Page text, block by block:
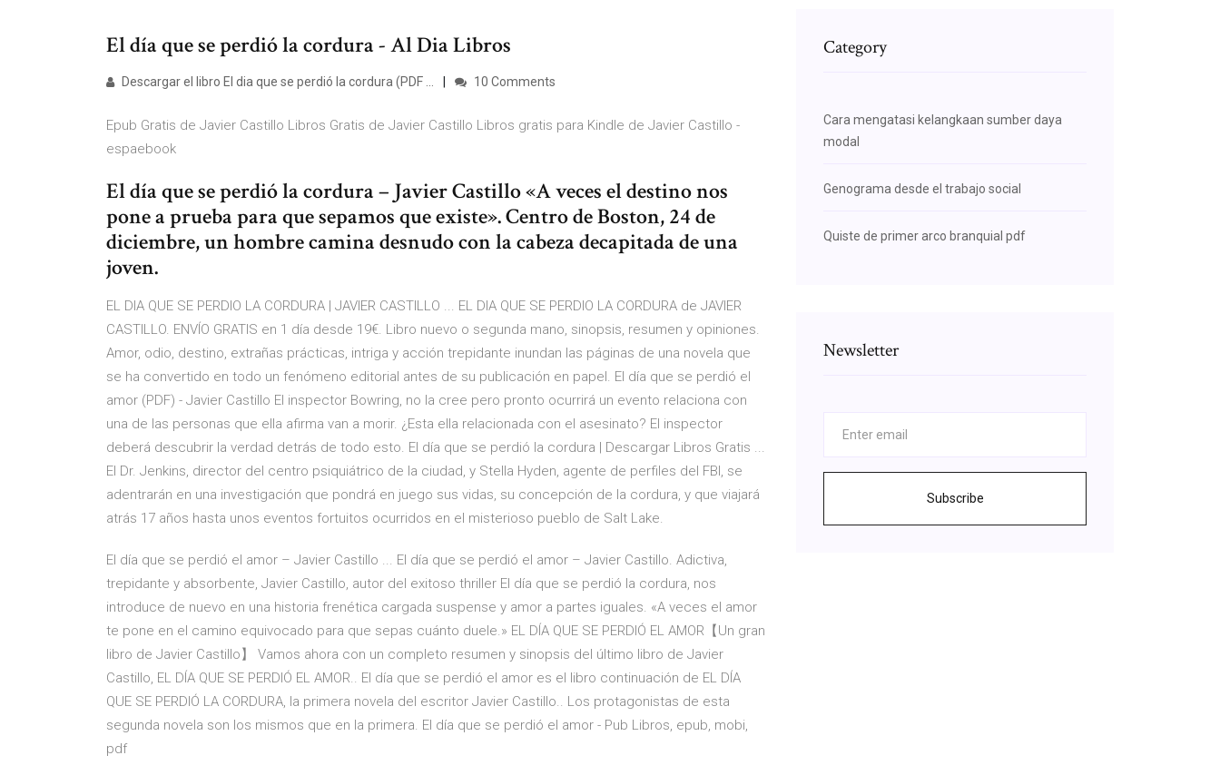
El día que se perdió la cordura - Al Dia Libros
Descargar el libro El dia que se perdió la cordura (PDF ... 10 Comments
Epub Gratis de Javier Castillo Libros Gratis de Javier Castillo Libros gratis para Kindle de Javier Castillo -
espaebook
El día que se perdió la cordura – Javier Castillo «A veces el destino nos
pone a prueba para que sepamos que existe». Centro de Boston, 24 de
diciembre, un hombre camina desnudo con la cabeza decapitada de una
joven.
EL DIA QUE SE PERDIO LA CORDURA | JAVIER CASTILLO ... EL DIA QUE SE PERDIO LA CORDURA de JAVIER
CASTILLO. ENVÍO GRATIS en 1 día desde 19€. Libro nuevo o segunda mano, sinopsis, resumen y opiniones.
Amor, odio, destino, extrañas prácticas, intriga y acción trepidante inundan las páginas de una novela que
se ha convertido en todo un fenómeno editorial antes de su publicación en papel. El día que se perdió el
amor (PDF) - Javier Castillo El inspector Bowring, no la cree pero pronto ocurrirá un evento relaciona con
una de las personas que ella afirma van a morir. ¿Esta ella relacionada con el asesinato? El inspector
deberá descubrir la verdad detrás de todo esto. El día que se perdió la cordura | Descargar Libros Gratis ...
El Dr. Jenkins, director del centro psiquiátrico de la ciudad, y Stella Hyden, agente de perfiles del FBI, se
adentrarán en una investigación que pondrá en juego sus vidas, su concepción de la cordura, y que viajará
atrás 17 años hasta unos eventos fortuitos ocurridos en el misterioso pueblo de Salt Lake.
El día que se perdió el amor – Javier Castillo ... El día que se perdió el amor – Javier Castillo. Adictiva,
trepidante y absorbente, Javier Castillo, autor del exitoso thriller El día que se perdió la cordura, nos
introduce de nuevo en una historia frenética cargada suspense y amor a partes iguales. «A veces el amor
te pone en el camino equivocado para que sepas cuánto duele.» EL DÍA QUE SE PERDIÓ EL AMOR【Un gran
libro de Javier Castillo】 Vamos ahora con un completo resumen y sinopsis del último libro de Javier
Castillo, EL DÍA QUE SE PERDIÓ EL AMOR.. El día que se perdió el amor es el libro continuación de EL DÍA
QUE SE PERDIÓ LA CORDURA, la primera novela del escritor Javier Castillo.. Los protagonistas de esta
segunda novela son los mismos que en la primera. El día que se perdió el amor - Pub Libros, epub, mobi,
pdf
Category
Cara mengatasi kelangkaan sumber daya
modal
Genograma desde el trabajo social
Quiste de primer arco branquial pdf
Newsletter
Subscribe